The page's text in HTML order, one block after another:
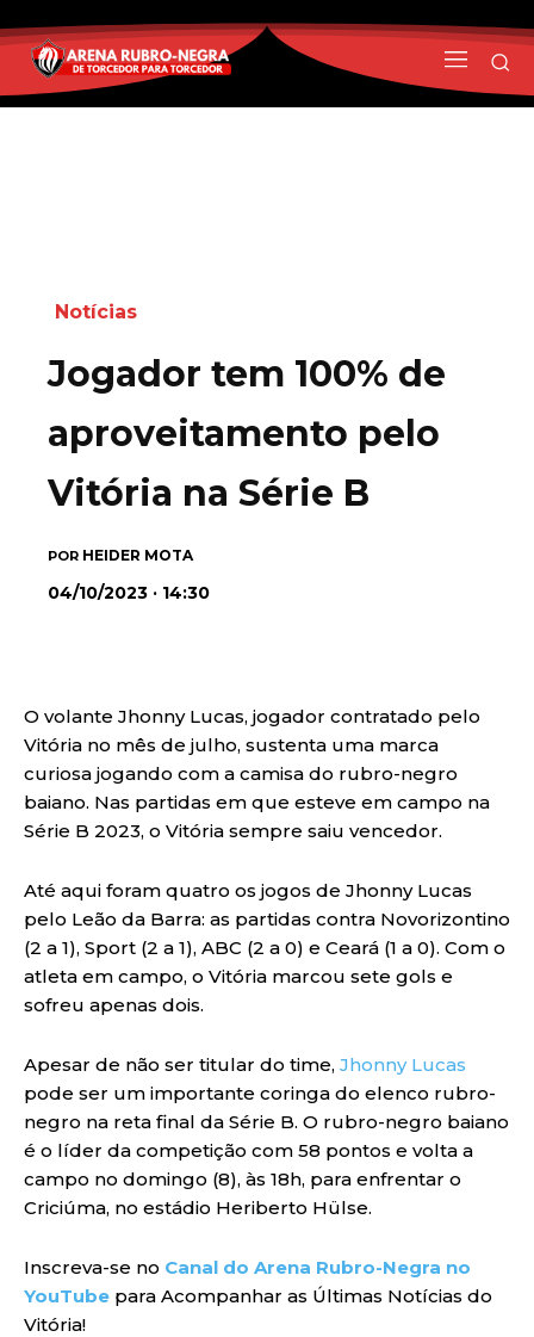
Notícias
Jogador tem 100% de
aproveitamento pelo
Vitória na Série B
POR HEIDER MOTA
04/10/2023 · 14:30
O volante Jhonny Lucas, jogador contratado pelo
Vitória no mês de julho, sustenta uma marca
curiosa jogando com a camisa do rubro-negro
baiano. Nas partidas em que esteve em campo na
Série B 2023, o Vitória sempre saiu vencedor.
Até aqui foram quatro os jogos de Jhonny Lucas
pelo Leão da Barra: as partidas contra Novorizontino
(2 a 1), Sport (2 a 1), ABC (2 a 0) e Ceará (1 a 0). Com o
atleta em campo, o Vitória marcou sete gols e
sofreu apenas dois.
Apesar de não ser titular do time, Jhonny Lucas
pode ser um importante coringa do elenco rubro-
negro na reta final da Série B. O rubro-negro baiano
é o líder da competição com 58 pontos e volta a
campo no domingo (8), às 18h, para enfrentar o
Criciúma, no estádio Heriberto Hülse.
Inscreva-se no Canal do Arena Rubro-Negra no
YouTube para Acompanhar as Últimas Notícias do
Vitória!